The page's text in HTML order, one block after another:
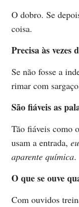
O dobro. Se
coisa.
Precisa às vezes
Se não fosse a
rimar com
São fiáveis as
Tão fiáveis como
usam a entrada,
aparente química.
O que se ouve
Com ouvidos